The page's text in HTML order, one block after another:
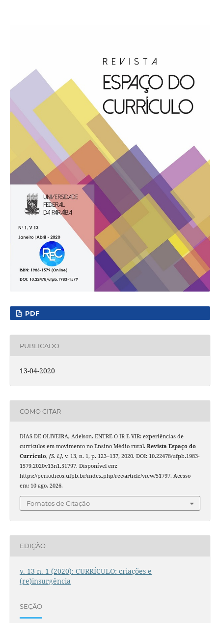
PDF
PUBLICADO
13-04-2020
COMO CITAR
DIAS DE OLIVEIRA, Adelson. ENTRE O IR E VIR: experiências de
currículos em movimento no Ensino Médio rural. Revista Espaço do
Currículo, [S. l.], v. 13, n. 1, p. 123–137, 2020. DOI: 10.22478/ufpb.1983-
1579.2020v13n1.51797. Disponível em:
https://periodicos.ufpb.br/index.php/rec/article/view/51797. Acesso
em: 10 ago. 2026.
Fomatos de Citação
EDIÇÃO
v. 13 n. 1 (2020): CURRÍCULO: criações e
(re)insurgência
SEÇÃO